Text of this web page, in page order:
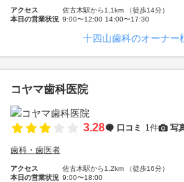
アクセス
佐古木駅から1.1km （徒歩14分）
本日の営業状況 9:00〜12:00 14:00〜17:30
十四山歯科のオーナー
コヤマ歯科医院
3.28 口コミ 1件 写
歯科・歯医者
アクセス
佐古木駅から1.2km （徒歩16分）
本日の営業状況 9:00〜18:00